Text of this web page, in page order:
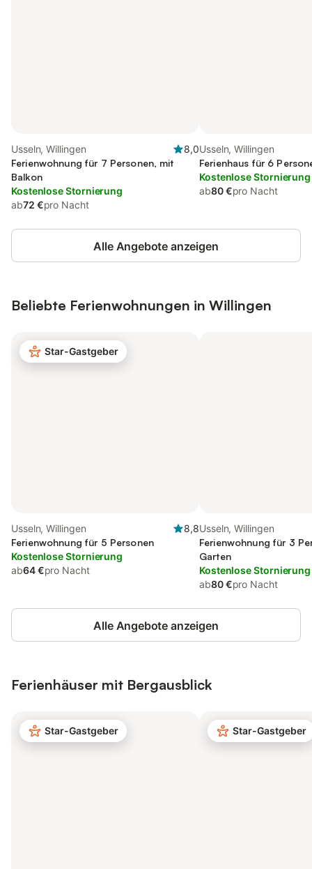
Usseln, Willingen
8,0
Ferienwohnung für 7 Personen, mit
Balkon
Kostenlose Stornierung
ab72 €pro Nacht
Usseln, Willingen
Ferienhaus für 6
Kostenlose Stornierung
ab80 €pro Nacht
Alle Angebote anzeigen
Beliebte Ferienwohnungen in Willingen
Star-Gastgeber
Usseln, Willingen
8,8
Ferienwohnung für 5 Personen
Kostenlose Stornierung
ab64 €pro Nacht
Usseln, Willingen
Ferienwohnung für 3
Garten
Kostenlose Stornierung
ab80 €pro Nacht
Alle Angebote anzeigen
Ferienhäuser mit Bergausblick
Star-Gastgeber Star-Gastgeber